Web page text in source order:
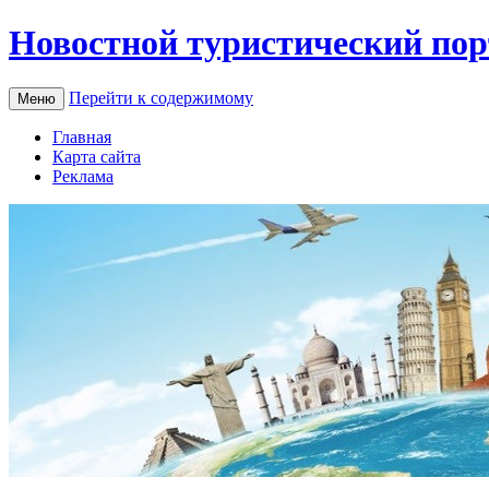
Новостной туристический
Меню Перейти к содержимому
Главная
Карта сайта
Реклама